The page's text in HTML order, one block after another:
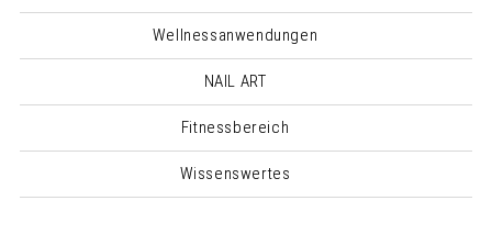
Wellnessanwendungen
NAIL ART
Fitnessbereich
Wissenswertes